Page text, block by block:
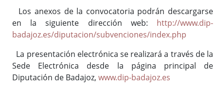
Los anexos de la convocatoria podrán descargarse
en la siguiente dirección web: http://www.dip-
badajoz.es/diputacion/subvenciones/index.php
La presentación electrónica se realizará a través de la
Sede Electrónica desde la página principal de
Diputación de Badajoz, www.dip-badajoz.es